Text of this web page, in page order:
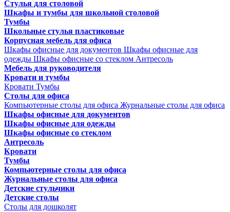
Стулья для столовой
Шкафы и тумбы для школьной столовой
Тумбы
Школьные стулья пластиковые
Корпусная мебель для офиса
Шкафы офисные для документов Шкафы офисные для
одежды Шкафы офисные со стеклом Антресоль
Мебель для руководителя
Кровати и тумбы
Кровати Тумбы
Столы для офиса
Компьютерные столы для офиса Журнальные столы для офиса
Шкафы офисные для документов
Шкафы офисные для одежды
Шкафы офисные со стеклом
Антресоль
Кровати
Тумбы
Компьютерные столы для офиса
Журнальные столы для офиса
Детские стульчики
Детские столы
Столы для дошколят